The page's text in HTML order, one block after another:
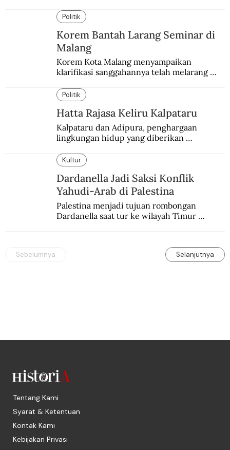
pekan.
Politik
Korem Bantah Larang Seminar di
Malang
Korem Kota Malang menyampaikan
klarifikasi sanggahannya telah melarang
Malang.
Politik
Hatta Rajasa Keliru Kalpataru
Kalpataru dan Adipura, penghargaan
lingkungan hidup yang diberikan
yang berbeda.
Kultur
Dardanella Jadi Saksi Konflik
Yahudi-Arab di Palestina
Palestina menjadi tujuan rombongan
Dardanella saat tur ke wilayah Timur
Sebelumnya Selanjutnya
Tentang Kami
Syarat & Ketentuan
Kontak Kami
Kebijakan Privasi